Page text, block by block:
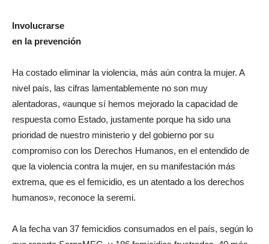
Involucrarse
en la prevención
Ha costado eliminar la violencia, más aún contra la mujer. A
nivel país, las cifras lamentablemente no son muy
alentadoras, «aunque sí hemos mejorado la capacidad de
respuesta como Estado, justamente porque ha sido una
prioridad de nuestro ministerio y del gobierno por su
compromiso con los Derechos Humanos, en el entendido de
que la violencia contra la mujer, en su manifestación más
extrema, que es el femicidio, es un atentado a los derechos
humanos», reconoce la seremi.
A la fecha van 37 femicidios consumados en el país, según lo